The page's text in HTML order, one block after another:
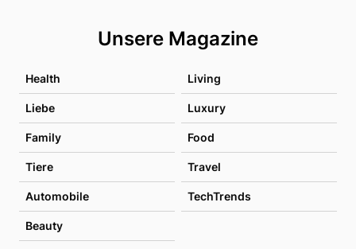
Unsere Magazine
Health Living
Liebe Luxury
Family Food
Tiere Travel
Automobile TechTrends
Beauty